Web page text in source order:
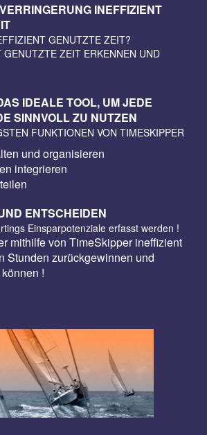
INEFFIZIENT
GENUTZTE ZEIT?
GENUTZTE ZEIT ERKENNEN UND
IDEALE TOOL, UM JEDE
SINNVOLL ZU NUTZEN
FUNKTIONEN VON TIMESKIPPER
und organisieren
integrieren
ENTSCHEIDEN
Einsparpotenziale erfasst werden !
mithilfe von TimeSkipper ineffizient
Stunden zurückgewinnen und
!